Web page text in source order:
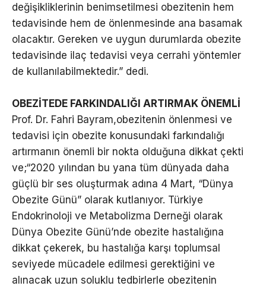
değişikliklerinin benimsetilmesi obezitenin hem
tedavisinde hem de önlenmesinde ana basamak
olacaktır. Gereken ve uygun durumlarda obezite
tedavisinde ilaç tedavisi veya cerrahi yöntemler
de kullanılabilmektedir.” dedi.
OBEZİTEDE FARKINDALIĞI ARTIRMAK ÖNEMLİ
Prof. Dr. Fahri Bayram,obezitenin önlenmesi ve
tedavisi için obezite konusundaki farkındalığı
artırmanın önemli bir nokta olduğuna dikkat çekti
ve;“2020 yılından bu yana tüm dünyada daha
güçlü bir ses oluşturmak adına 4 Mart, “Dünya
Obezite Günü” olarak kutlanıyor. Türkiye
Endokrinoloji ve Metabolizma Derneği olarak
Dünya Obezite Günü’nde obezite hastalığına
dikkat çekerek, bu hastalığa karşı toplumsal
seviyede mücadele edilmesi gerektiğini ve
alınacak uzun soluklu tedbirlerle obezitenin